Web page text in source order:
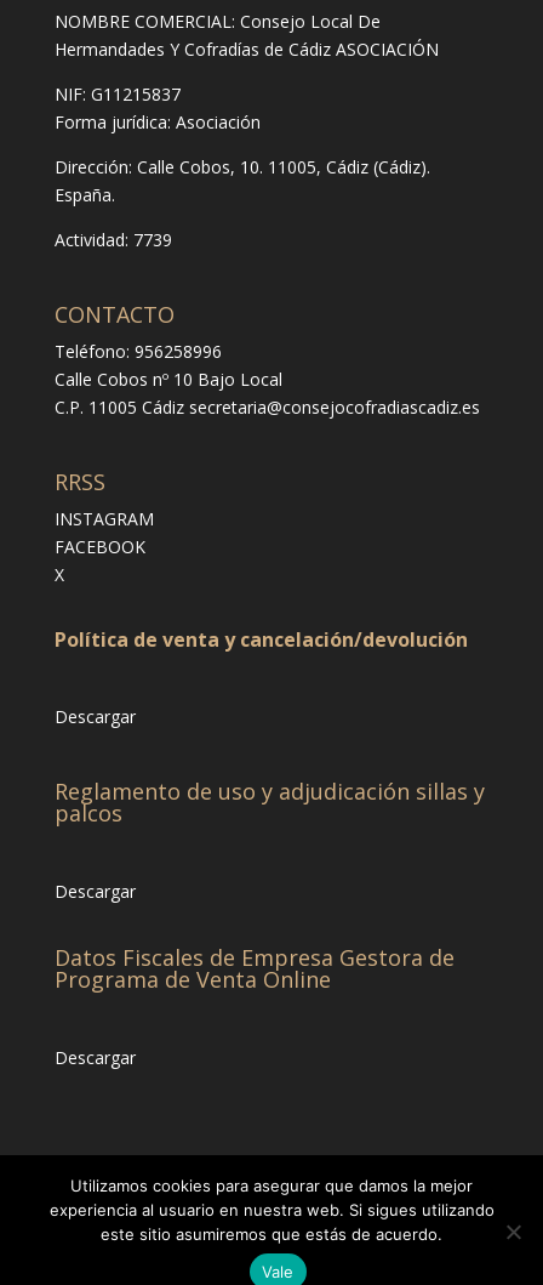
NOMBRE COMERCIAL: Consejo Local De
Hermandades Y Cofradías de Cádiz ASOCIACIÓN
NIF: G11215837
Forma jurídica: Asociación
Dirección: Calle Cobos, 10. 11005, Cádiz (Cádiz).
España.
Actividad: 7739
CONTACTO
Teléfono: 956258996
Calle Cobos nº 10 Bajo Local
C.P. 11005 Cádiz secretaria@consejocofradiascadiz.es
RRSS
INSTAGRAM
FACEBOOK
X
Política de venta y cancelación/devolución
Descargar
Reglamento de uso y adjudicación sillas y
palcos
Descargar
Datos Fiscales de Empresa Gestora de
Programa de Venta Online
Descargar
© CHCC -Diseñado por Eticonsa [Privacidad &
Cookies]
Utilizamos cookies para asegurar que damos la mejor
experiencia al usuario en nuestra web. Si sigues utilizando
este sitio asumiremos que estás de acuerdo.
Vale